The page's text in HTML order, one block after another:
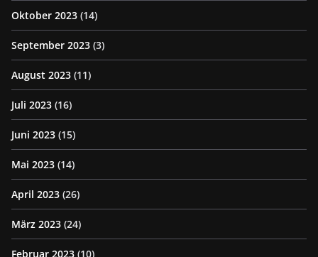
Oktober 2023 (14)
September 2023 (3)
August 2023 (11)
Juli 2023 (16)
Juni 2023 (15)
Mai 2023 (14)
April 2023 (26)
März 2023 (24)
Februar 2023 (10)